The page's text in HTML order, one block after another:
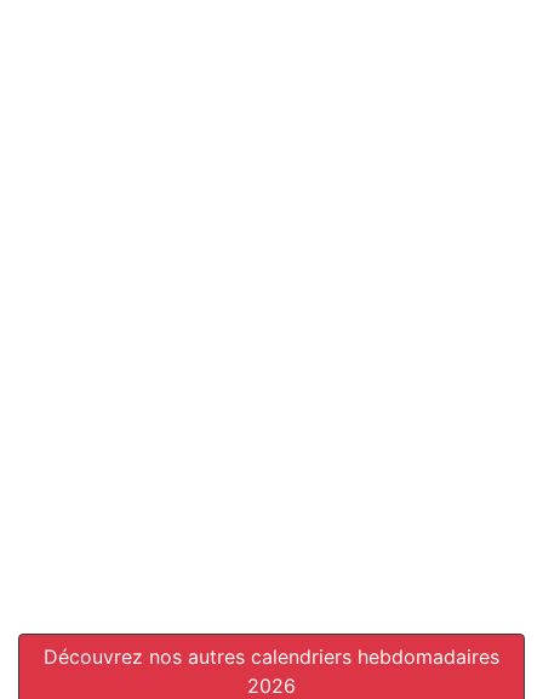
Découvrez nos autres calendriers hebdomadaires
2026